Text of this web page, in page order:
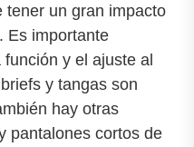
tener un gran impacto
Es importante
y el ajuste al
y tangas son
hay otras
pantalones cortos de